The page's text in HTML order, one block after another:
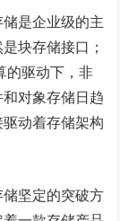
是企业级的主
块存储接口；
的驱动下，非
对象存储日趋
动着存储架构
坚定的突破方